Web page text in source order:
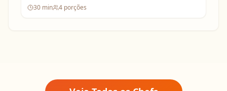
30 min 4 porções